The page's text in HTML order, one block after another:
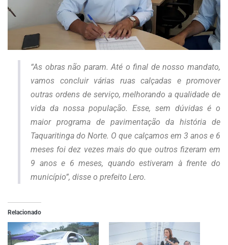
“As obras não param. Até o final de nosso mandato,
vamos concluir várias ruas calçadas e promover
outras ordens de serviço, melhorando a qualidade de
vida da nossa população. Esse, sem dúvidas é o
maior programa de pavimentação da história de
Taquaritinga do Norte. O que calçamos em 3 anos e 6
meses foi dez vezes mais do que outros fizeram em
9 anos e 6 meses, quando estiveram à frente do
município”, disse o prefeito Lero.
Relacionado